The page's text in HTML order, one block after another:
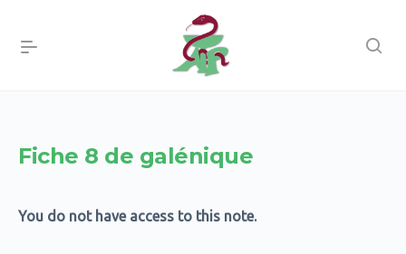
Fiche 8 de galénique
You do not have access to this note.